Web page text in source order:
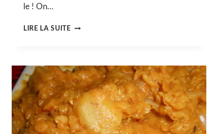
le ! On…
LIRE LA SUITEDORADE